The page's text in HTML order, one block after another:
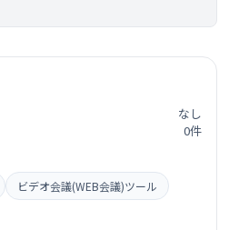
なし
0件
ビデオ会議(WEB会議)ツール